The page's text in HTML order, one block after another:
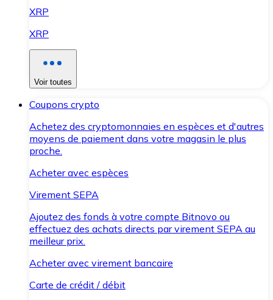
XRP
XRP
Voir toutes
Coupons crypto
Achetez des cryptomonnaies en espèces et d'autres
moyens de paiement dans votre magasin le plus
proche.
Acheter avec espèces
Virement SEPA
Ajoutez des fonds à votre compte Bitnovo ou
effectuez des achats directs par virement SEPA au
meilleur prix.
Acheter avec virement bancaire
Carte de crédit / débit